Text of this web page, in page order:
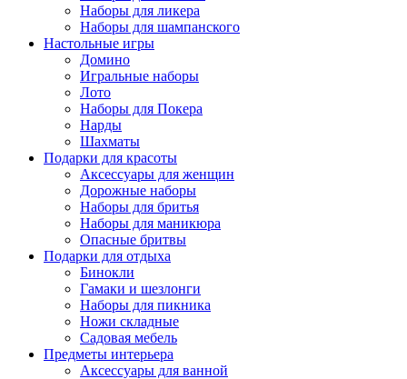
Наборы для ликера
Наборы для шампанского
Настольные игры
Домино
Игральные наборы
Лото
Наборы для Покера
Нарды
Шахматы
Подарки для красоты
Аксессуары для женщин
Дорожные наборы
Наборы для бритья
Наборы для маникюра
Опасные бритвы
Подарки для отдыха
Бинокли
Гамаки и шезлонги
Наборы для пикника
Ножи складные
Садовая мебель
Предметы интерьера
Аксессуары для ванной